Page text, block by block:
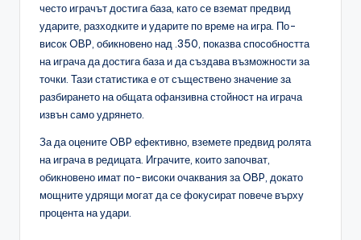
често играчът достига база, като се вземат предвид
ударите, разходките и ударите по време на игра. По-
висок OBP, обикновено над .350, показва способността
на играча да достига база и да създава възможности за
точки. Тази статистика е от съществено значение за
разбирането на общата офанзивна стойност на играча
извън само удрянето.
За да оцените OBP ефективно, вземете предвид ролята
на играча в редицата. Играчите, които започват,
обикновено имат по-високи очаквания за OBP, докато
мощните удрящи могат да се фокусират повече върху
процента на удари.